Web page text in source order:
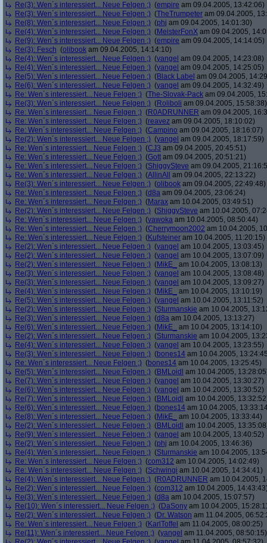
Re(3): Wen´s interessiert... Neue Felgen ;) (empire am 09.04.2005, 13:42:06)
Re(3): Wen´s interessiert... Neue Felgen ;) (TheTrumpeter am 09.04.2005,
Re(8): Wen´s interessiert... Neue Felgen ;) (phj am 09.04.2005, 14:01:30)
Re(4): Wen´s interessiert... Neue Felgen ;) (MeisterFonX am 09.04.2005,
Re(9): Wen´s interessiert... Neue Felgen ;) (empire am 09.04.2005, 14:14:05)
Re(3): Fesch (olibook am 09.04.2005, 14:14:10)
Re(4): Wen´s interessiert... Neue Felgen ;) (yangel am 09.04.2005, 14:23:08)
Re(4): Wen´s interessiert... Neue Felgen ;) (yangel am 09.04.2005, 14:25:05)
Re(5): Wen´s interessiert... Neue Felgen ;) (Black Label am 09.04.2005,
Re(6): Wen´s interessiert... Neue Felgen ;) (yangel am 09.04.2005, 14:32:49)
Re: Wen´s interessiert... Neue Felgen ;) (The-Slovak-Pack am 09.04.2005,
Re(3): Wen´s interessiert... Neue Felgen ;) (Roliboli am 09.04.2005, 15:58:38)
Re: Wen´s interessiert... Neue Felgen ;) (R0ADRUNNER am 09.04.2005,
Re: Wen´s interessiert... Neue Felgen ;) (reavez am 09.04.2005, 18:10:02)
Re: Wen´s interessiert... Neue Felgen ;) (Campino am 09.04.2005, 18:16:07)
Re(2): Wen´s interessiert... Neue Felgen ;) (yangel am 09.04.2005, 18:17:59)
Re: Wen´s interessiert... Neue Felgen ;) (CJ3 am 09.04.2005, 20:45:51)
Re: Wen´s interessiert... Neue Felgen ;) (Gott am 09.04.2005, 20:51:21)
Re: Wen´s interessiert... Neue Felgen ;) (ShiggySteve am 09.04.2005,
Re: Wen´s interessiert... Neue Felgen ;) (AllinAll
am 09.04.2005, 22:13:22)
Re(3): Wen´s interessiert... Neue Felgen ;) (olibook am 09.04.2005, 22:49:48)
Re: Wen´s interessiert... Neue Felgen ;) (d8a am 09.04.2005, 23:06:24)
Re: Wen´s interessiert... Neue Felgen ;) (Marax am 10.04.2005, 03:49:51)
Re(2): Wen´s interessiert... Neue Felgen ;) (ShiggySteve am 10.04.2005,
Re: Wen´s interessiert... Neue Felgen ;) (vawoka am 10.04.2005, 08:50:44)
Re: Wen´s interessiert... Neue Felgen ;) (Cherrymoon2002 am 10.04.2005,
Re: Wen´s interessiert... Neue Felgen ;) (Kufsteiner am 10.04.2005, 11:20:15)
Re(2): Wen´s interessiert... Neue Felgen ;) (yangel am 10.04.2005, 13:03:45)
Re(2): Wen´s interessiert... Neue Felgen ;) (yangel am 10.04.2005, 13:07:09)
Re(2): Wen´s interessiert... Neue Felgen ;) (MikE_
am 10.04.2005, 13:08:13)
Re(3): Wen´s interessiert... Neue Felgen ;) (yangel am 10.04.2005, 13:08:48)
Re(3): Wen´s interessiert... Neue Felgen ;) (yangel am 10.04.2005, 13:09:27)
Re(4): Wen´s interessiert... Neue Felgen ;) (MikE_
am 10.04.2005, 13:10:19)
Re(5): Wen´s interessiert... Neue Felgen ;) (yangel am 10.04.2005, 13:11:52)
Re(2): Wen´s interessiert... Neue Felgen ;) (Sturmanskie am 10.04.2005,
Re(3): Wen´s interessiert... Neue Felgen ;) (d8a am 10.04.2005, 13:13:27)
Re(6): Wen´s interessiert... Neue Felgen ;) (MikE_
am 10.04.2005, 13:14:10)
Re(2): Wen´s interessiert... Neue Felgen ;) (Sturmanskie am 10.04.2005,
Re(4): Wen´s interessiert... Neue Felgen ;) (yangel am 10.04.2005, 13:23:55)
Re(3): Wen´s interessiert... Neue Felgen ;) (bones14 am 10.04.2005,
Re: Wen´s interessiert... Neue Felgen ;) (bones14 am 10.04.2005, 13:25:45)
Re(5): Wen´s interessiert... Neue Felgen ;) (BMLoidl am 10.04.2005,
Re(7): Wen´s interessiert... Neue Felgen ;) (yangel am 10.04.2005, 13:30:27)
Re(6): Wen´s interessiert... Neue Felgen ;) (yangel am 10.04.2005, 13:30:52)
Re(7): Wen´s interessiert... Neue Felgen ;) (BMLoidl am 10.04.2005,
Re(6): Wen´s interessiert... Neue Felgen ;) (bones14 am 10.04.2005,
Re(8): Wen´s interessiert... Neue Felgen ;) (MikE_
am 10.04.2005, 13:33:44)
Re(2): Wen´s interessiert... Neue Felgen ;) (BMLoidl am 10.04.2005,
Re(9): Wen´s interessiert... Neue Felgen ;) (yangel am 10.04.2005, 13:40:52)
Re(2): Wen´s interessiert... Neue Felgen ;) (phj am 10.04.2005, 13:46:36)
Re(4): Wen´s interessiert... Neue Felgen ;) (Sturmanskie am 10.04.2005,
Re: Wen´s interessiert... Neue Felgen ;) (com312 am 10.04.2005, 14:02:49)
Re: Wen´s interessiert... Neue Felgen ;) (Schwingi am 10.04.2005, 14:34:41)
Re(4): Wen´s interessiert... Neue Felgen ;) (R0ADRUNNER am 10.04.2005,
Re(2): Wen´s interessiert... Neue Felgen ;) (com312 am 10.04.2005,
Re(3): Wen´s interessiert... Neue Felgen ;) (d8a am 10.04.2005, 15:07:57)
Re(10): Wen´s interessiert... Neue Felgen ;) (DaSony am 10.04.2005,
Re(2): Wen´s interessiert... Neue Felgen ;) (Dr. Watson am 11.04.2005,
Re: Wen´s interessiert... Neue Felgen ;) (KarlToffel am 11.04.2005, 08:00:25)
Re(11): Wen´s interessiert... Neue Felgen ;) (yangel am 11.04.2005, 08:50:15)